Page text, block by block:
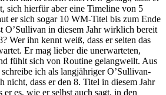
sich hierfür aber eine Timeline von 5
er sich sogar 10 WM-Titel bis zum Ende
O’Sullivan in diesem Jahr wirklich bereit
Wer ihn kennt weiß, dass er selten das
Er mag lieber die unerwarteten,
fühlt sich von Routine gelangweilt. Aus
ich als langjähriger O’Sullivan-
nicht, dass er den 8. Titel in diesem Jahr
es, wie er selbst auch sagt, in den